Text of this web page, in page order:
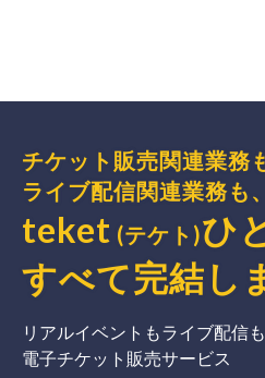
チケット販売関連業務
ライブ配信関連業務も、
teket (テケト)ひ
すべて完結 し
リアルイベントもライブ配信
電子チケット販売サービス